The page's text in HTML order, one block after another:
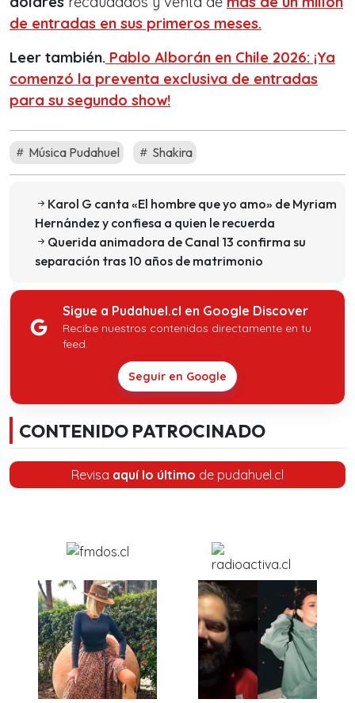
de entradas en sus primeros meses.
Leer también. Pablo Alborán en Chile 2026: ¡Ya
comenzó la preventa exclusiva de entradas
para su segundo show!
Música Pudahuel Shakira
Karol G canta «El hombre que yo amo» de Myriam
Hernández y confiesa a quien le recuerda
Querida animadora de Canal 13 confirma su
separación tras 10 años de matrimonio
Sigue a Pudahuel.cl en Google Discover
Recibe nuestros contenidos directamente en tu
feed.
Seguir en Google
CONTENIDO PATROCINADO
Revisa aquí lo último de pudahuel.cl